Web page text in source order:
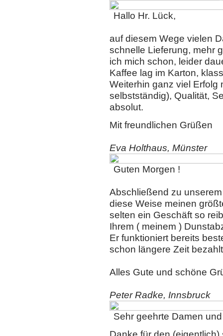
Hallo Hr. Lück,
auf diesem Wege vielen
schnelle Lieferung, mehr
ich mich schon, leider
Kaffee lag im Karton,
Weiterhin ganz viel Erfolg
selbstständig), Qualität,
absolut.
Mit freundlichen Grüßen
Eva Holthaus, Münster
Guten Morgen !
Abschließend zu
diese Weise meinen
selten ein Geschäft so
Ihrem ( meinem )
Er funktioniert bereits
schon längere Zeit
Alles Gute und schöne
Peter Radke, Innsbruck
Sehr geehrte Damen